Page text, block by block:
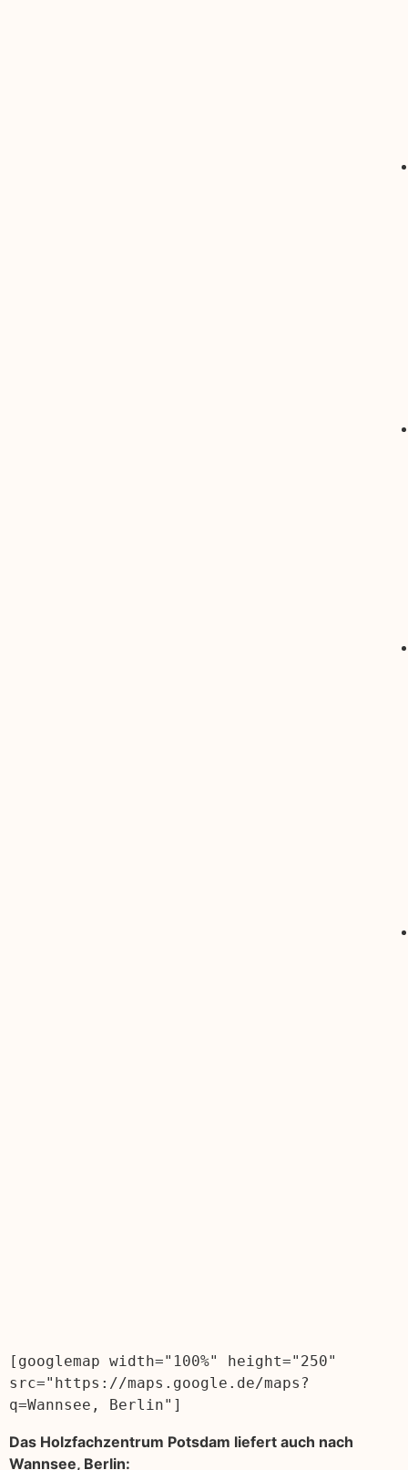
[googlemap width="100%" height="250"
src="https://maps.google.de/maps?
q=Wannsee, Berlin"]
Das Holzfachzentrum Potsdam liefert auch nach
Wannsee, Berlin: